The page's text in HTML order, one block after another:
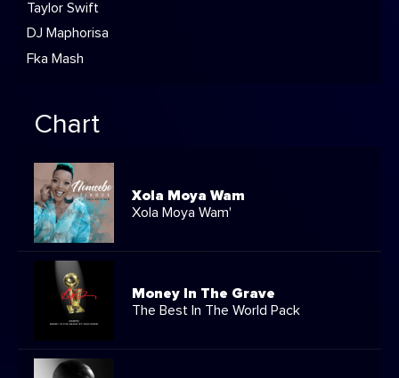
Taylor Swift
DJ Maphorisa
Fka Mash
Chart
Xola Moya Wam
Xola Moya Wam'
Money In The Grave
The Best In The World Pack